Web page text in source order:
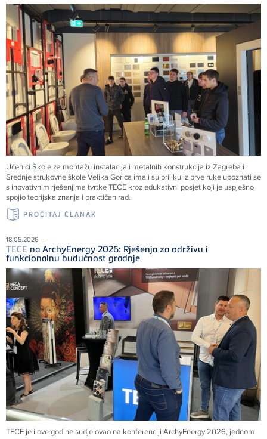
Učenici Škole za montažu instalacija i metalnih konstrukcija iz Zagreba i
Srednje strukovne škole Velika Gorica imali su priliku iz prve ruke upoznati se
s inovativnim rješenjima tvrtkeTECE kroz edukativni posjet koji je uspješno
spojio teorijska znanja i praktičan rad.
PROČITAJ ČLANAK
18.05.2026 –
TECE na ArchyEnergy 2026: Rješenja za održivu i
funkcionalnu budućnost gradnje
TECE je i ove godine sudjelovao na konferenciji ArchyEnergy 2026, jednom